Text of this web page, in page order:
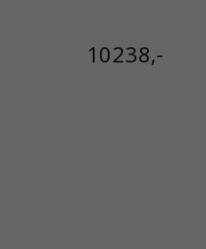
10238,-